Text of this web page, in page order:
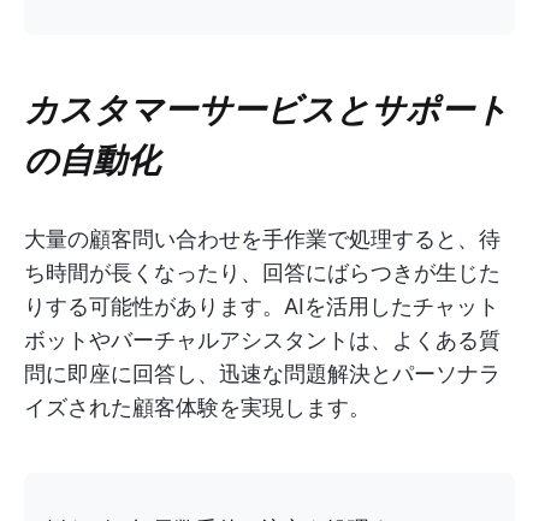
カスタマーサービスとサポート
の自動化
大量の顧客問い合わせを手作業で処理すると、待
ち時間が長くなったり、回答にばらつきが生じた
りする可能性があります。AIを活用したチャット
ボットやバーチャルアシスタントは、よくある質
問に即座に回答し、迅速な問題解決とパーソナラ
イズされた顧客体験を実現します。